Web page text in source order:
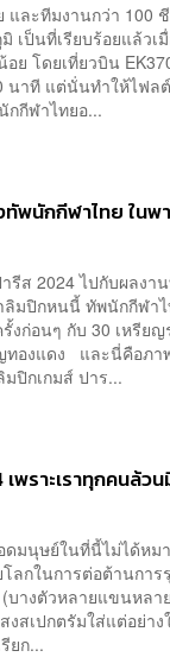
ละทีมงานกว่า 100
เป็นที่เรียบร้อยแล้วเ
ย โดยเที่ยวบิน
าที แต่นั่นทำให้ไฟล
กกีฬาไทยอ...
พนักกีฬาไทย ในพ
รีส 2024 ไปกับผลงา
มปิกหนนี้ ทัพนักกีฬา
งก่อนๆ กับ 30 เหรีย
ทองแดง และนี่คือภา
ปิกเกมส์ ปาร...
พราะเราทุกคนล้ว
มนุษย์ในที่นี้ไม่ได้หม
ลกในการต่อต้านกา
างตัวหลายแขนหลา
งสเปกตรัมใส่แต่อย่
ยก...